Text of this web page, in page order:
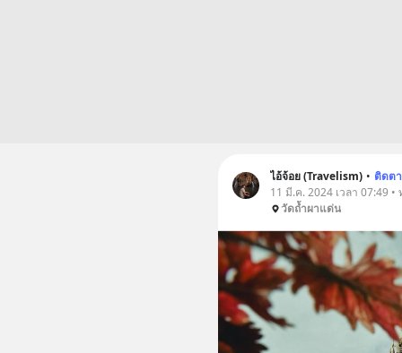
ไอ้จ้อย (Travelism) • ติดต
11 มี.ค. 2024 เวลา 07:49 •
วัดถ้ำผาแด่น